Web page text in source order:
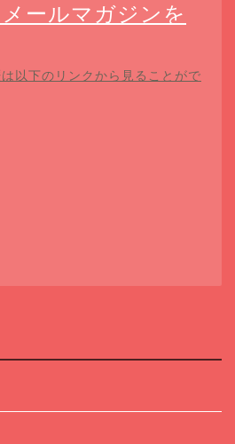
ールマガジンを
以下のリンクから見ることがで